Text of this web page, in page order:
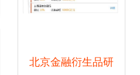
北京金融衍生品研